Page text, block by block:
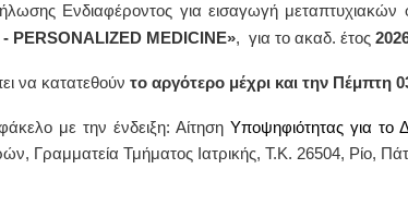
Ενδιαφέροντος για εισαγωγή
MEDICINE», για το ακαδ. έτος
να κατατεθούν το αργότερο μέχρι και την Πέμπτη
με την ένδειξη: Αίτηση Υποψηφιότητας για
Γραμματεία Τμήματος Ιατρικής, T.K. 26504, Ρίο,